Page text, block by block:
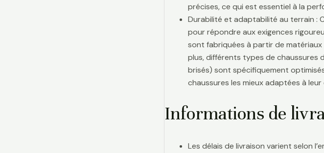
précises, ce qui est essentiel à la
Durabilité et adaptabilité au terrain :
pour répondre aux exigences
sont fabriquées à partir de
plus, différents types de chaussures
brisés) sont spécifiquement
chaussures les mieux adaptées à
Informations de
Les délais de livraison varient selon